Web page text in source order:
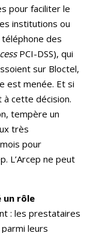
pour faciliter le
institutions ou
des
PCI-DSS), qui
sur Bloctel,
est menée. Et si
cette décision.
tempère un
très
pour
L’Arcep ne peut
un rôle
: les prestataires
leurs